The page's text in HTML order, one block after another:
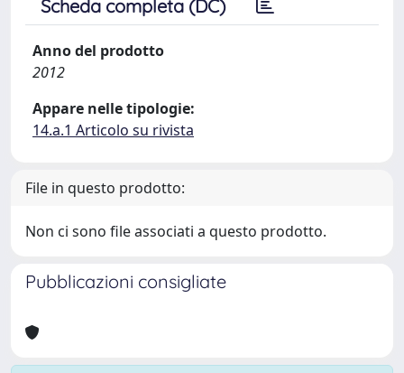
Scheda completa (DC)
Anno del prodotto
2012
Appare nelle tipologie:
14.a.1 Articolo su rivista
File in questo prodotto:
Non ci sono file associati a questo prodotto.
Pubblicazioni consigliate